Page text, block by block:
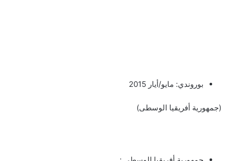
بوروندي: مايو/أيار 2015
(جمهورية أفريقيا الوسطى)